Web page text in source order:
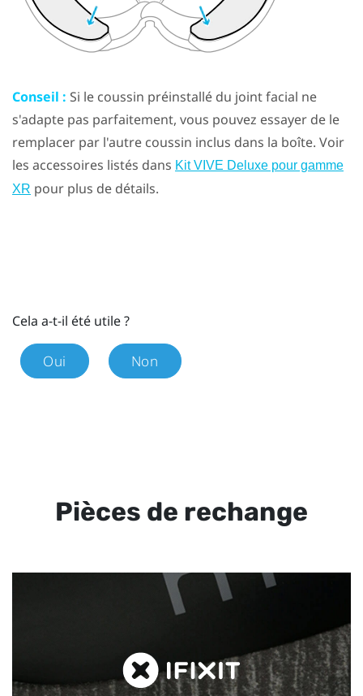
Conseil : Si le coussin préinstallé du joint facial ne
s'adapte pas parfaitement, vous pouvez essayer de le
remplacer par l'autre coussin inclus dans la boîte. Voir
les accessoires listés dans Kit VIVE Deluxe pour gamme
XR pour plus de détails.
Cela a-t-il été utile ?
Oui Non
Pièces de rechange